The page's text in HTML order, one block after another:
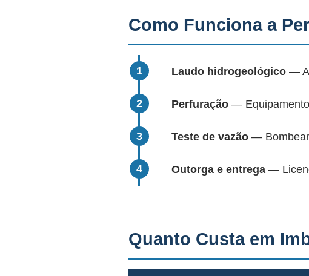
Como Funciona a
Laudo hidrogeológico —
Perfuração —
Teste de vazão —
Outorga e entrega —
Quanto Custa em